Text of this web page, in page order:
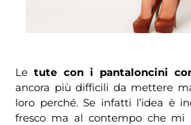
Letute con i pantaloncini
ancora più difficili da mettere
loro perché. Se infatti l’idea è
fresco ma al contempo che